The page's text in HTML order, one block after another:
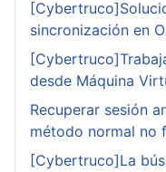
sincronización en
desde Máquina
Recuperar sesión
método normal no
[Cybertruco]La